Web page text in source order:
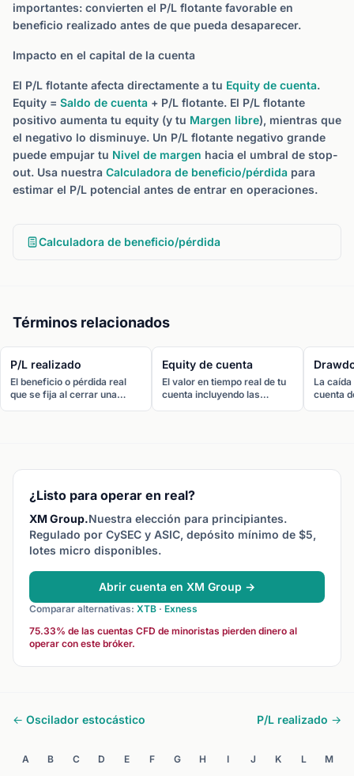
importantes: convierten el P/L flotante favorable en
beneficio realizado antes de que pueda desaparecer.
Impacto en el capital de la cuenta
El P/L flotante afecta directamente a tu Equity de cuenta.
Equity = Saldo de cuenta + P/L flotante. El P/L flotante
positivo aumenta tu equity (y tu Margen libre), mientras que
el negativo lo disminuye. Un P/L flotante negativo grande
puede empujar tu Nivel de margen hacia el umbral de stop-
out. Usa nuestra Calculadora de beneficio/pérdida para
estimar el P/L potencial antes de entrar en operaciones.
Calculadora de beneficio/pérdida
Términos relacionados
P/L realizado
El beneficio o pérdida real
que se fija al cerrar una
Equity de cuenta
El valor en tiempo real de tu
cuenta incluyendo las
La
cuenta
¿Listo para operar en real?
XM Group.Nuestra elección para principiantes.
Regulado por CySEC y ASIC, depósito mínimo de $5,
lotes micro disponibles.
Abrir cuenta en XM Group →
Comparar alternativas: XTB · Exness
75.33% de las cuentas CFD de minoristas pierden dinero al
operar con este bróker.
← Oscilador estocástico P/L realizado →
A B C D E F G H I J K L M